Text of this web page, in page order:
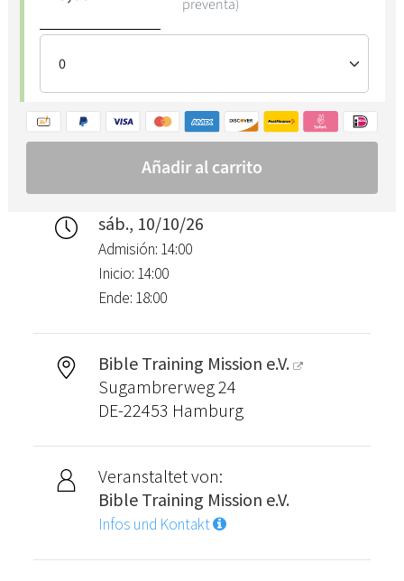
sáb., 10/10/26
Admisión: 14:00
Inicio: 14:00
Ende: 18:00
Bible Training Mission e.V.
Sugambrerweg 24
DE-22453 Hamburg
Veranstaltet von:
Bible Training Mission e.V.
Infos und Kontakt